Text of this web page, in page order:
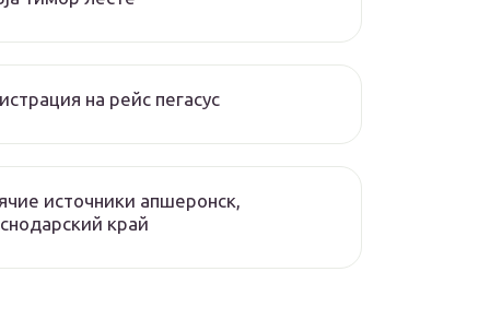
на рейс пегасус
источники апшеронск,
край